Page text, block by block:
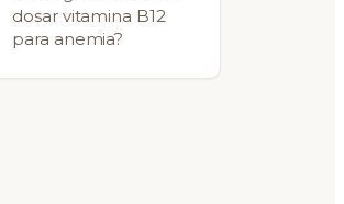
dosar vitamina B12
para anemia?